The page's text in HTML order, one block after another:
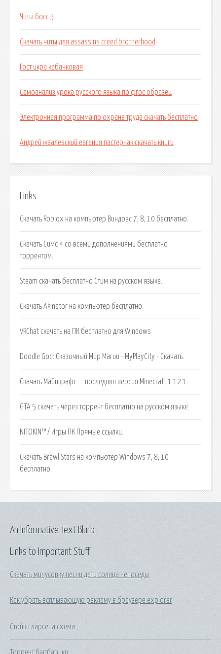
Читы босс 3
Скачать читы для assassins creed brotherhood
Гост икра кабачковая
Самоанализ урока русского языка по фгос образец
Электронная программа по охране труда скачать бесплатно
Андрей жвалевский евгения пастернак скачать книги
Links
Скачать Roblox на компьютер Виндовс 7, 8, 10 бесплатно.
Скачать Симс 4 со всеми дополнениями бесплатно
торрентом.
Steam скачать бесплатно Стим на русском языке.
Скачать Akinator на компьютер бесплатно.
VRChat скачать на ПК бесплатно для Windows
Doodle God: Сказочный Мир Магии - MyPlayCity - Скачать.
Скачать Майнкрафт — последняя версия Minecraft 1.12.1.
GTA 5 скачать через торрент бесплатно на русском языке.
NITOKIN™ / Игры ПК Прямые ссылки.
Скачать Brawl Stars на компьютер Windows 7, 8, 10
бесплатно.
Links to Important Stuff
Скачать минусовку песни дети солнца непоседы
Как убрать всплывающую рекламу в браузере explorer
Стойки ларсена схема
Торрент барбарики
An Informative Text Blurb